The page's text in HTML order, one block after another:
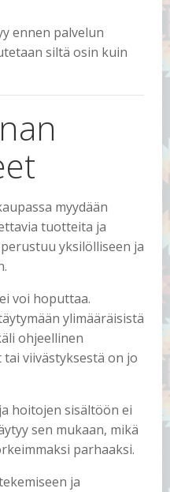
ennen palvelun
siltä osin kuin
myydään
tuotteita ja
yksilölliseen ja
voi hoputtaa.
ylimääräisistä
ohjeellinen
viivästyksestä on jo
hoitojen sisältöön ei
sen mukaan, mikä
parhaaksi.
ja